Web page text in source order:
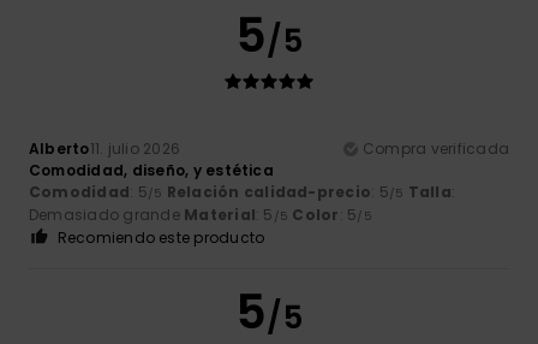
5/5
Alberto11. julio 2026
Compra verificada
Comodidad, diseño, y estética
Comodidad: 5/5 Relación calidad-precio: 5/5 Talla:
Demasiado grande Material: 5 /5 Color: 5/5
Recomiendo este producto
5/5